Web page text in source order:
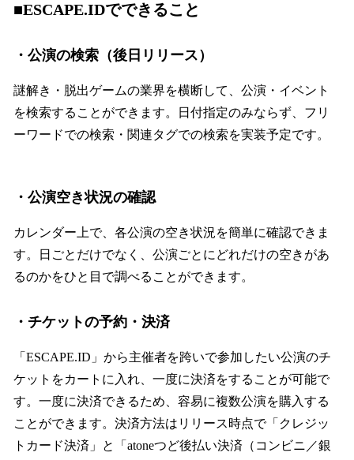
■ESCAPE.IDでできること
・公演の検索（後日リリース）
謎解き・脱出ゲームの業界を横断して、公演・イベント
を検索することができます。日付指定のみならず、フリ
ーワードでの検索・関連タグでの検索を実装予定です。
・公演空き状況の確認
カレンダー上で、各公演の空き状況を簡単に確認できま
す。日ごとだけでなく、公演ごとにどれだけの空きがあ
るのかをひと目で調べることができます。
・チケットの予約・決済
「ESCAPE.ID」から主催者を跨いで参加したい公演のチ
ケットをカートに入れ、一度に決済をすることが可能で
す。一度に決済できるため、容易に複数公演を購入する
ことができます。決済方法はリリース時点で「クレジッ
トカード決済」と「atoneつど後払い決済（コンビニ／銀